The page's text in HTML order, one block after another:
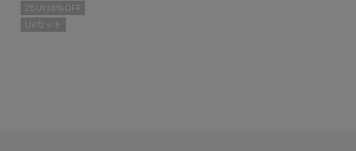
2BUY10%OFF
UVカット